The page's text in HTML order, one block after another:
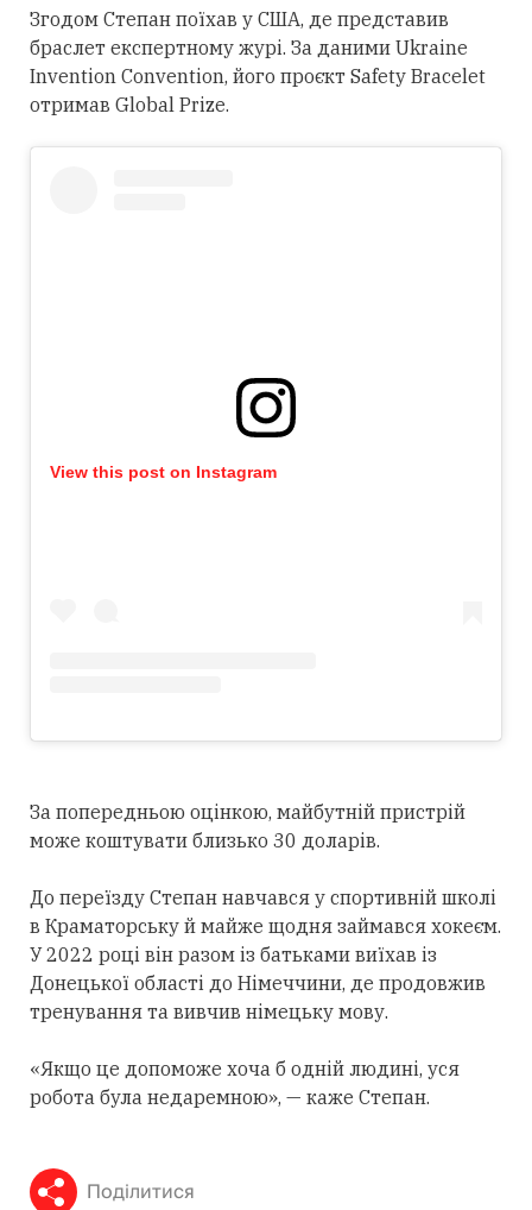
Згодом Степан поїхав у США, де представив
браслет експертному журі. За даними Ukraine
Invention Convention, його проєкт Safety Bracelet
отримав Global Prize.
View this post on Instagram
За попередньою оцінкою, майбутній пристрій
може коштувати близько 30 доларів.
До переїзду Степан навчався у спортивній школі
в Краматорську й майже щодня займався хокеєм.
У 2022 році він разом із батьками виїхав із
Донецької області до Німеччини, де продовжив
тренування та вивчив німецьку мову.
«Якщо це допоможе хоча б одній людині, уся
робота була недаремною», — каже Степан.
Поділитися